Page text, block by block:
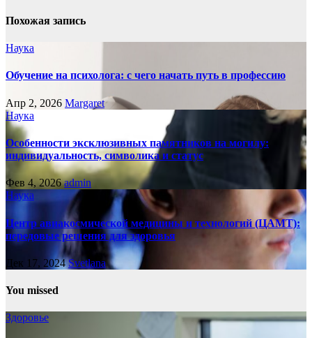
Похожая запись
Наука
Обучение на психолога: с чего начать путь в профессию
Апр 2, 2026 Margaret
Наука
Особенности эксклюзивных памятников на могилу:
индивидуальность, символика и статус
Фев 4, 2026admin
Наука
Центр авиакосмической медицины и технологий (ЦАМТ):
передовые решения для здоровья
Дек 17, 2024Svetlana
You missed
Здоровье